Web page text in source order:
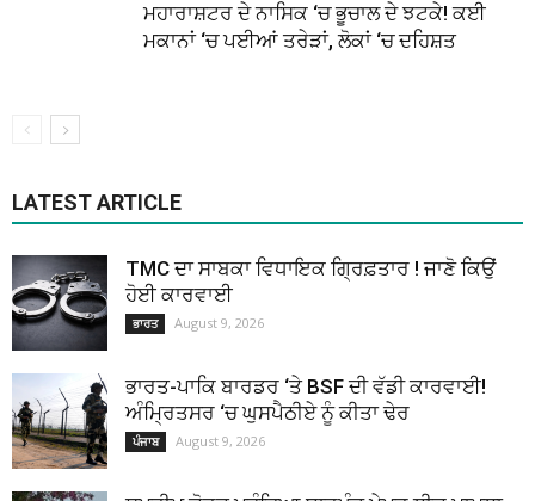
ਮਹਾਰਾਸ਼ਟਰ ਦੇ ਨਾਸਿਕ ‘ਚ ਭੂਚਾਲ ਦੇ ਝਟਕੇ! ਕਈ
ਮਕਾਨਾਂ ‘ਚ ਪਈਆਂ ਤਰੇੜਾਂ, ਲੋਕਾਂ ‘ਚ ਦਹਿਸ਼ਤ
LATEST ARTICLE
TMC ਦਾ ਸਾਬਕਾ ਵਿਧਾਇਕ ਗ੍ਰਿਫ਼ਤਾਰ ! ਜਾਣੋ ਕਿਉਂ
ਹੋਈ ਕਾਰਵਾਈ
ਭਾਰਤ August 9, 2026
ਭਾਰਤ-ਪਾਕਿ ਬਾਰਡਰ ‘ਤੇ BSF ਦੀ ਵੱਡੀ ਕਾਰਵਾਈ!
ਅੰਮ੍ਰਿਤਸਰ ‘ਚ ਘੁਸਪੈਠੀਏ ਨੂੰ ਕੀਤਾ ਢੇਰ
ਪੰਜਾਬ August 9, 2026